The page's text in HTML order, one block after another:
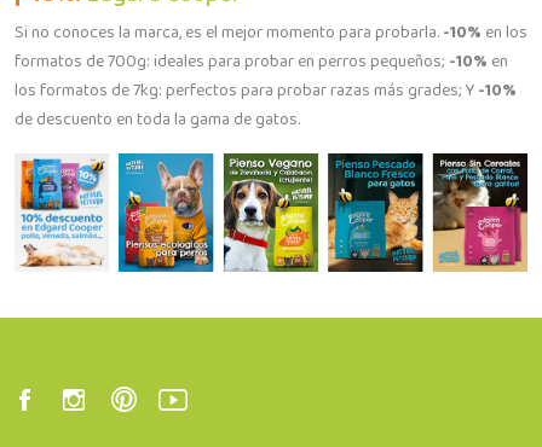
Si no conoces la marca, es el mejor momento para probarla.-10% en los
formatos de 700g: ideales para probar en perros pequeños; -10% en
los formatos de 7kg: perfectos para probar razas más grades; Y-10%
de descuento en toda la gama de gatos.